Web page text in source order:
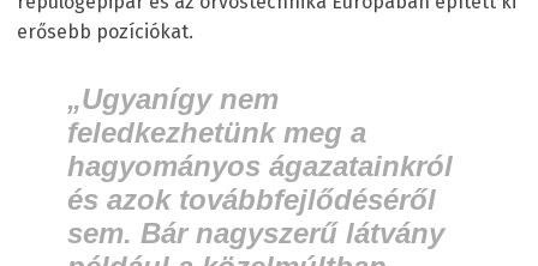
erősebb pozíciókat.
„Ugyanígy nem
feledkezhetünk meg a
hagyományos ágazatainkról
és azok továbbfejlődéséről
sem. Bár nagyszerű látvány